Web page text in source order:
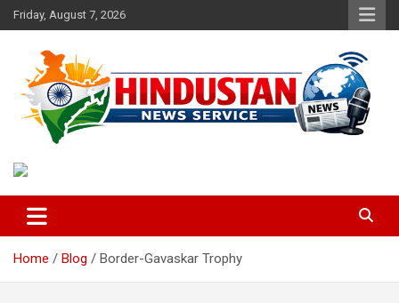
Skip
to
Friday, August 7, 2026
Hindustan News Service
Home Blog Border-Gavaskar Trophy